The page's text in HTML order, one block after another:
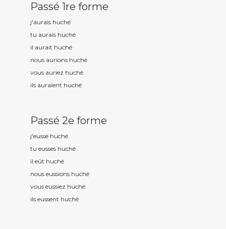
Passé 1re forme
j'aurais huché
tu aurais huché
il aurait huché
nous aurions huché
vous auriez huché
ils auraient huché
Passé 2e forme
j'eusse huché
tu eusses huché
il eût huché
nous eussions huché
vous eussiez huché
ils eussent huché